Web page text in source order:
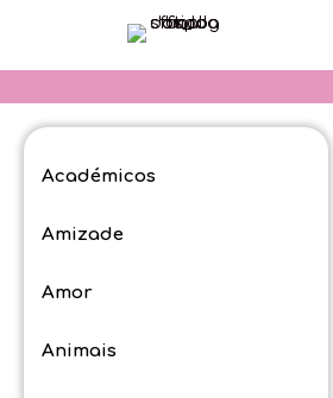
Académicos
Amizade
Amor
Animais